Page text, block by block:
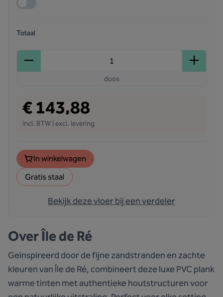
Totaal
doos
€ 143,88
Incl. BTW | excl. levering
In winkelwagen
Gratis staal
Bekijk deze vloer bij een verdeler
OverÎle de Ré
Geïnspireerd door de fijne zandstranden en zachte
kleuren van Île de Ré, combineert deze luxe PVC plank
warme tinten met authentieke houtstructuren voor